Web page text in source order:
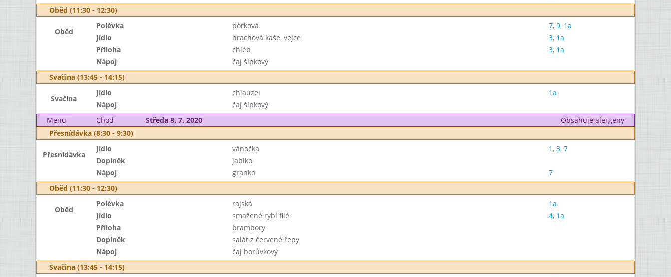
Oběd (11:30 - 12:30)
Oběd
Polévka pórková 7, 9, 1a
Jídlo
hrachová kaše, vejce 3, 1a
Příloha
chléb 3, 1a
Nápoj
čaj šípkový
Svačina (13:45 - 14:15)
Svačina
Jídlo chiauzel
1a
Nápoj
čaj šípkový
Menu
Chod Středa 8. 7. 2020
Obsahuje alergeny
Přesnídávka (8:30 - 9:30)
Přesnídávka
Jídlo vánočka 1, 3, 7
Doplněk
jablko
Nápoj
granko
7
Oběd (11:30 - 12:30)
Oběd
Polévka rajská
1a
Jídlo
smažené rybí filé 4, 1a
Příloha
brambory
Doplněk
salát z červené řepy
Nápoj
čaj borůvkový
Svačina (13:45 - 14:15)